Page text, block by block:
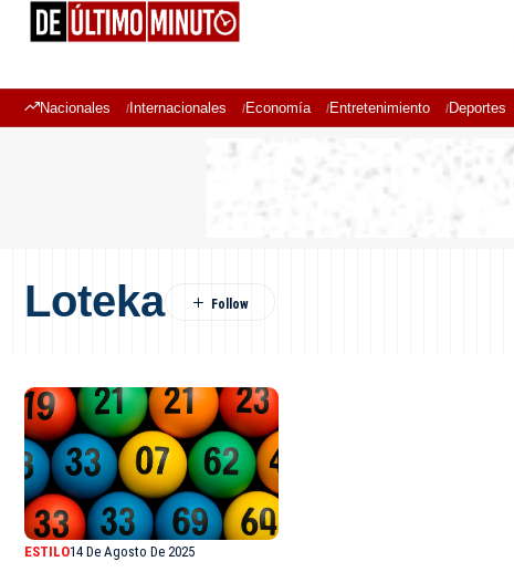
Nacionales Internacionales Economía Entretenimiento Deportes
Loteka
ESTILO14 De Agosto De 2025